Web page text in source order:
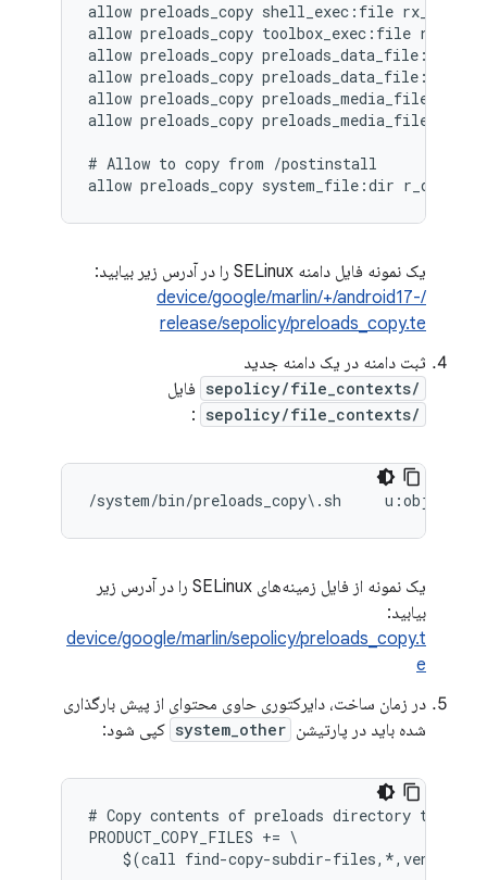
allow preloads_copy shell_exec:file
allow preloads_copy toolbox_exec:file
allow preloads_copy preloads_data_file:dir
allow preloads_copy preloads_data_file:file
allow preloads_copy preloads_media_file:dir
allow preloads_copy preloads_media_file:file
# Allow to copy from /postinstall
یک نمونه فایل دامنه SELinux را در آدرس زیر بیابید:
/device/google/marlin/+/android17-
release/sepolicy/preloads_copy.te
ثبت دامنه در یک دامنه جدید
/sepolicy/file_contexts فایل
/sepolicy/file_contexts
:
یک نمونه از فایل زمینه‌های SELinux را در آدرس زیر
بیابید:
device/google/marlin/sepolicy/preloads_copy.t
e
در زمان ساخت، دایرکتوری حاوی محتوای از پیش بارگذاری
شده باید در پارتیشن system_other کپی شود:
# Copy contents of preloads directory to
PRODUCT_COPY_FILES += \